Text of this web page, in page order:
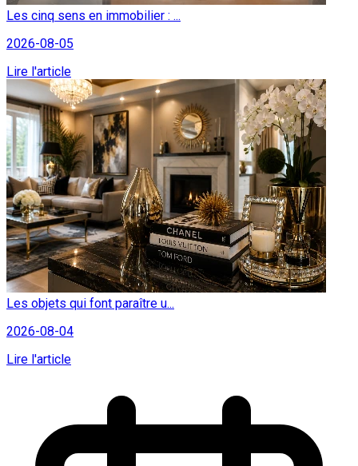
Les cinq sens en immobilier : ...
2026-08-05
Lire l'article
Les objets qui font paraître u...
2026-08-04
Lire l'article